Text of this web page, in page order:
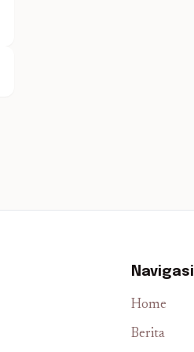
Navigasi
Home
Berita